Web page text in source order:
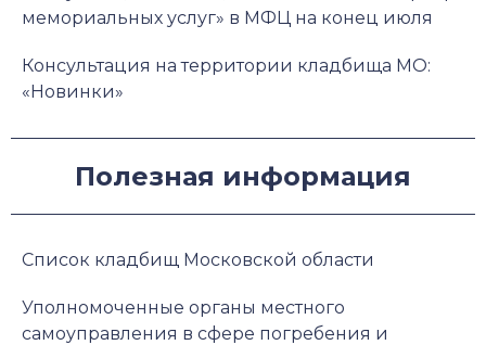
мемориальных услуг» в МФЦ на конец июля
Консультация на территории кладбища МО:
«Новинки»
Полезная информация
Список кладбищ Московской области
Уполномоченные органы местного
самоуправления в сфере погребения и